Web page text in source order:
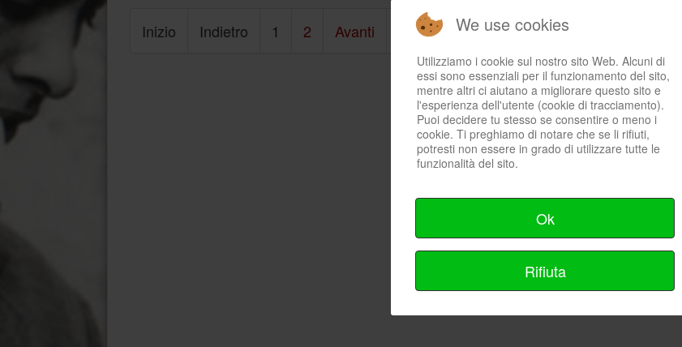
Inizio Indietro 1 2 Avanti Fine We use cookies
Utilizziamo i cookie sul nostro sito Web. Alcuni di
essi sono essenziali per il funzionamento del sito,
mentre altri ci aiutano a migliorare questo sito e
l'esperienza dell'utente (cookie di tracciamento).
Puoi decidere tu stesso se consentire o meno i
cookie. Ti preghiamo di notare che se li rifiuti,
potresti non essere in grado di utilizzare tutte le
funzionalità del sito.
Ok
Rifiuta